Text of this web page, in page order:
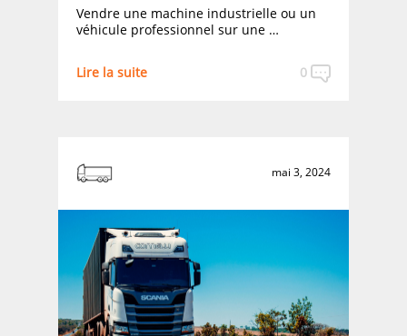
Vendre une machine industrielle ou un
véhicule professionnel sur une …
0
Lire la suite
mai 3, 2024